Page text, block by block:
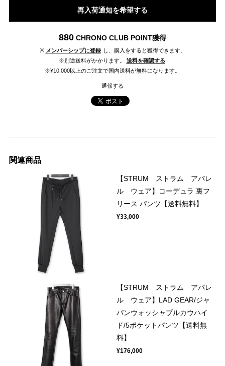
再入荷通知を希望する
880 CHRONO CLUB POINT獲得
※ メンバーシップに登録 し、購入をすると獲得できます。
※別途送料がかかります。
送料を確認する
※¥10,000以上のご注文で国内送料が無料になります。
通報する
関連商品
【STRUM ストラム アパレ
ル ウェア】コーデュラ 裏フ
リース パンツ【送料無料】
¥33,000
【STRUM ストラム アパレ
ル ウェア】LAD GEAR/ジャ
パンウォッシャブルカウハイ
ド/5ポケットパンツ【送料無
料】
¥176,000